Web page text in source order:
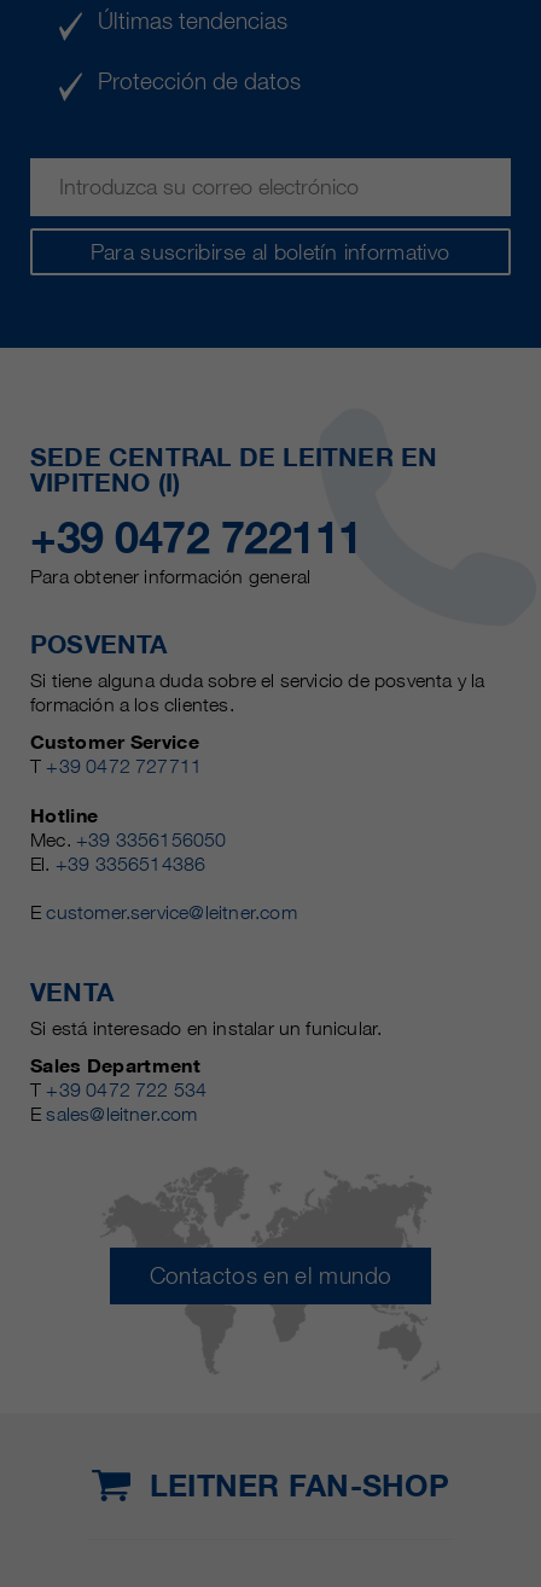
Para suscribirse al boletín informativo
Últimas tendencias
Protección de datos
SEDE CENTRAL DE LEITNER EN
VIPITENO (I)
+39 0472 722111
Para obtener información general
POSVENTA
Si tiene alguna duda sobre el servicio de posventa y la
formación a los clientes.
Customer Service
T +39 0472 727711
Hotline
Mec. +39 3356156050
El. +39 3356514386
Ecustomer.service@leitner.com
VENTA
Si está interesado en instalar un funicular.
Sales Department
T +39 0472 722 534
Esales@leitner.com
Contactos en el mundo
LEITNER FAN-SHOP